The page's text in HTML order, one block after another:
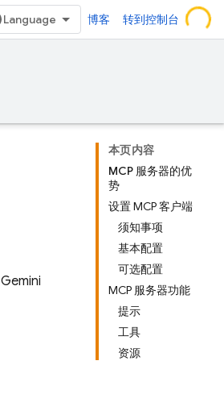
博客 转到控制台
本页内容
MCP 服务器的优
势
设置 MCP 客户端
须知事项
基本配置
可选配置
MCP 服务器功能
提示
工具
资源
Gemini